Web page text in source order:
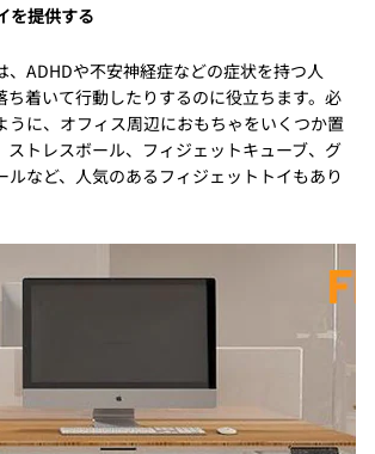
を提供する
、ADHDや不安神経症などの症状を持つ人
ち着いて行動したりするのに役立ちます。必
うに、オフィス周辺におもちゃをいくつか置
ストレスボール、フィジェットキューブ、グ
ルなど、人気のあるフィジェットトイもあり